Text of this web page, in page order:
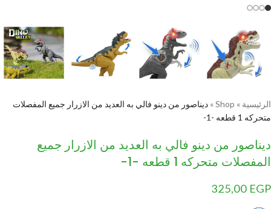
الرئيسية »
Shop
» ديناصور من دينو فالي به العديد من الازرار جميع المفصلات
متحركه 1 قطعه -1-
ديناصور من دينو فالي به العديد من الازرار جميع
المفصلات متحركه 1 قطعه -1-
325,00 EGP